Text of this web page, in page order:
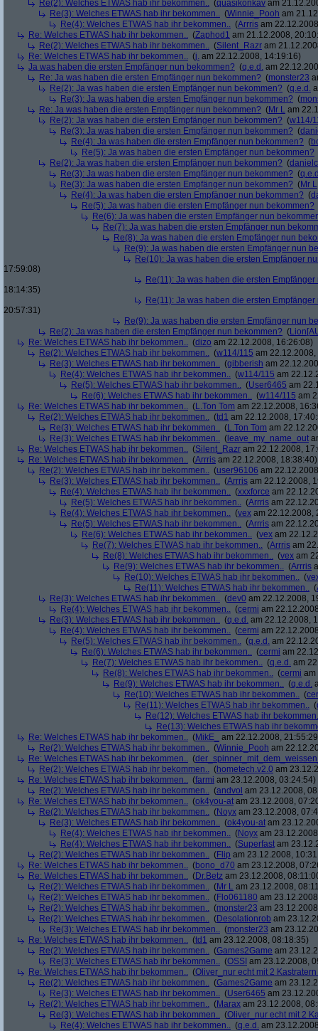
Re(2): Welches ETWAS hab ihr bekommen.. (quasikonkav am
Re(3): Welches ETWAS hab ihr bekommen.. (Winnie_Pooh am
Re(4): Welches ETWAS hab ihr bekommen.. (Arrris am
Re: Welches ETWAS hab ihr bekommen.. (Zaphod1 am 21.12.2008,
Re(2): Welches ETWAS hab ihr bekommen.. (Silent_Razr am
Re: Welches ETWAS hab ihr bekommen.. (j. am 22.12.2008, 14:19:16)
Ja was haben die ersten Empfänger nun bekommen? (q.e.d. am
Re: Ja was haben die ersten Empfänger nun bekommen? (monster23
Re(2): Ja was haben die ersten Empfänger nun bekommen? (q.e.d.
Re(3): Ja was haben die ersten Empfänger nun bekommen? (
Re: Ja was haben die ersten Empfänger nun bekommen? (Mr L am
Re(2): Ja was haben die ersten Empfänger nun bekommen? (w114/
Re(3): Ja was haben die ersten Empfänger nun bekommen? (
Re(4): Ja was haben die ersten Empfänger nun bekommen? (
Re(5): Ja was haben die ersten Empfänger nun bekommen?
Re(2): Ja was haben die ersten Empfänger nun bekommen? (
Re(3): Ja was haben die ersten Empfänger nun bekommen? (
Re(3): Ja was haben die ersten Empfänger nun bekommen? (Mr L
Re(4): Ja was haben die ersten Empfänger nun bekommen? (
Re(5): Ja was haben die ersten Empfänger nun bekommen?
Re(6): Ja was haben die ersten Empfänger nun
Re(7): Ja was haben die ersten Empfänger nun
Re(8): Ja was haben die ersten Empfänger nun
Re(9): Ja was haben die ersten Empfänger nun
Re(10): Ja was haben die ersten Empfänger
17:59:08)
Re(11): Ja was haben die ersten
18:14:35)
Re(11): Ja was haben die ersten
20:57:31)
Re(9): Ja was haben die ersten Empfänger nun
Re(2): Ja was haben die ersten Empfänger nun bekommen? (
Re: Welches ETWAS hab ihr bekommen.. (dizo am 22.12.2008, 16:26:08)
Re(2): Welches ETWAS hab ihr bekommen.. (w114/115 am
Re(3): Welches ETWAS hab ihr bekommen.. (gibberish am
Re(4): Welches ETWAS hab ihr bekommen.. (w114/115 am
Re(5): Welches ETWAS hab ihr bekommen.. (User6465 am
Re(6): Welches ETWAS hab ihr bekommen.. (w114/115 am
Re: Welches ETWAS hab ihr bekommen.. (L.Ton Tom am 22.12.2008,
Re(2): Welches ETWAS hab ihr bekommen.. (td1 am 22.12.2008,
Re(3): Welches ETWAS hab ihr bekommen.. (L.Ton Tom am
Re(3): Welches ETWAS hab ihr bekommen.. ( leave_my_name_out
Re: Welches ETWAS hab ihr bekommen.. (Silent_Razr am 22.12.2008,
Re: Welches ETWAS hab ihr bekommen.. (Arrris am 22.12.2008, 18:38:40)
Re(2): Welches ETWAS hab ihr bekommen.. (user96106 am
Re(3): Welches ETWAS hab ihr bekommen.. (Arrris am 22.12.2008,
Re(4): Welches ETWAS hab ihr bekommen.. (xxxforce am
Re(5): Welches ETWAS hab ihr bekommen.. (Arrris am
Re(4): Welches ETWAS hab ihr bekommen.. (vex am 22.12.2008,
Re(5): Welches ETWAS hab ihr bekommen.. (Arrris am
Re(6): Welches ETWAS hab ihr bekommen.. (vex am
Re(7): Welches ETWAS hab ihr bekommen.. (Arrris am
Re(8): Welches ETWAS hab ihr bekommen.. (vex am
Re(9): Welches ETWAS hab ihr bekommen.. (Arrris
Re(10): Welches ETWAS hab ihr bekommen.. (
Re(11): Welches ETWAS hab ihr bekommen.. (
Re(3): Welches ETWAS hab ihr bekommen.. (dev0 am 22.12.2008,
Re(4): Welches ETWAS hab ihr bekommen.. (cermi am
Re(3): Welches ETWAS hab ihr bekommen.. (q.e.d. am 22.12.2008,
Re(4): Welches ETWAS hab ihr bekommen.. (cermi am
Re(5): Welches ETWAS hab ihr bekommen.. (q.e.d. am
Re(6): Welches ETWAS hab ihr bekommen.. (cermi am
Re(7): Welches ETWAS hab ihr bekommen.. (q.e.d. am
Re(8): Welches ETWAS hab ihr bekommen.. (cermi am
Re(9): Welches ETWAS hab ihr bekommen.. (q.e.d.
Re(10): Welches ETWAS hab ihr bekommen.. (
Re(11): Welches ETWAS hab ihr bekommen.. (
Re(12): Welches ETWAS hab ihr
Re(13): Welches ETWAS hab ihr
Re: Welches ETWAS hab ihr bekommen.. (MikE_
am 22.12.2008,
Re(2): Welches ETWAS hab ihr bekommen.. (Winnie_Pooh am
Re: Welches ETWAS hab ihr bekommen.. (
Re(2): Welches ETWAS hab ihr bekommen.. (hometech.v2.0 am
Re: Welches ETWAS hab ihr bekommen.. (farmi am 23.12.2008, 03:24:54)
Re(2): Welches ETWAS hab ihr bekommen.. (andvol am 23.12.2008,
Re: Welches ETWAS hab ihr bekommen.. (ok4you-at am 23.12.2008,
Re(2): Welches ETWAS hab ihr bekommen.. (Noyx am 23.12.2008,
Re(3): Welches ETWAS hab ihr bekommen.. (ok4you-at am
Re(4): Welches ETWAS hab ihr bekommen.. (Noyx am
Re(4): Welches ETWAS hab ihr bekommen.. (Superfast am
Re(2): Welches ETWAS hab ihr bekommen.. (Flip am 23.12.2008,
Re: Welches ETWAS hab ihr bekommen.. (bono_d70 am 23.12.2008,
Re: Welches ETWAS hab ihr bekommen.. (Dr.Betz am 23.12.2008,
Re(2): Welches ETWAS hab ihr bekommen.. (Mr L am 23.12.2008,
Re(2): Welches ETWAS hab ihr bekommen.. (Flo061180 am
Re(2): Welches ETWAS hab ihr bekommen.. (monster23 am
Re(2): Welches ETWAS hab ihr bekommen.. (Desolationrob am
Re(3): Welches ETWAS hab ihr bekommen.. (monster23 am
Re: Welches ETWAS hab ihr bekommen.. (td1 am 23.12.2008, 08:18:35)
Re(2): Welches ETWAS hab ihr bekommen.. (Games2Game am
Re(3): Welches ETWAS hab ihr bekommen.. (OSSI am 23.12.2008,
Re: Welches ETWAS hab ihr bekommen.. (Oliver_nur echt mit 2
Re(2): Welches ETWAS hab ihr bekommen.. (Games2Game am
Re(3): Welches ETWAS hab ihr bekommen.. (User6465 am
Re(2): Welches ETWAS hab ihr bekommen.. (Marax am 23.12.2008,
Re(3): Welches ETWAS hab ihr bekommen.. (Oliver_nur echt mit 2
Re(4): Welches ETWAS hab ihr bekommen.. (q.e.d. am